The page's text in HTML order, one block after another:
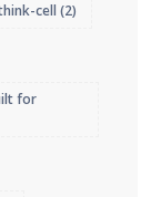
cell (2)
for